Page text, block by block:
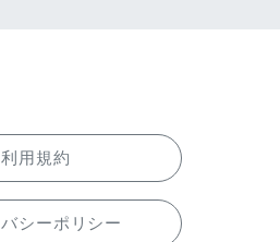
利用規約
シーポリシー